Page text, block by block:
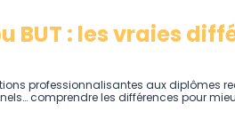
BUT : les vraies
professionnalisantes aux diplômes
comprendre les différences pour